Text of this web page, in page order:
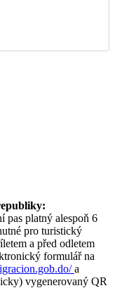
pas platný alespoň 6
pro turistický
a před odletem
formulář na
a
vygenerovaný QR